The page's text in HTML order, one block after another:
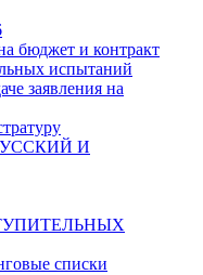
бюджет и контракт
испытаний
заявления на
И
списки